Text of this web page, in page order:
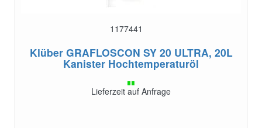
1177441
Klüber GRAFLOSCON SY 20 ULTRA, 20L
Kanister Hochtemperaturöl
Lieferzeit auf Anfrage